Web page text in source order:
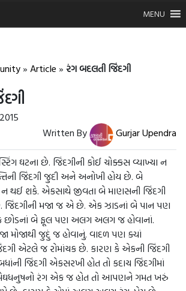
MENU
» Article » રંગ બદલતી જિંદગી
Written By
Gurjar Upendra
ઘટના છે. જિંદગીની કોઈ ચોક્કસ વ્યાખ્યા ન
જિંદગી જુદી અને અનોખી હોય છે. બે
ન થઈ શકે. એકસાથે જીવતા બે માણસની જિંદગી
જિંદગીની મજા જ એ છે. એક ઝાડનાં બે પાન પણ
છોડનાં બે ફૂલ પણ અલગ અલગ જ હોવાનાં.
મોજાથી જુદું જ હોવાનું. વાદળ પણ ક્યાં
એટલે જ રોમાંચક છે. કારણ કે એકની જિંદગી
જિંદગી એકસરખી હોત તો કદાચ જિંદગીમાં
મેઘધનુષનો રંગ એક જ હોત તો આપણને ગમત ખરું